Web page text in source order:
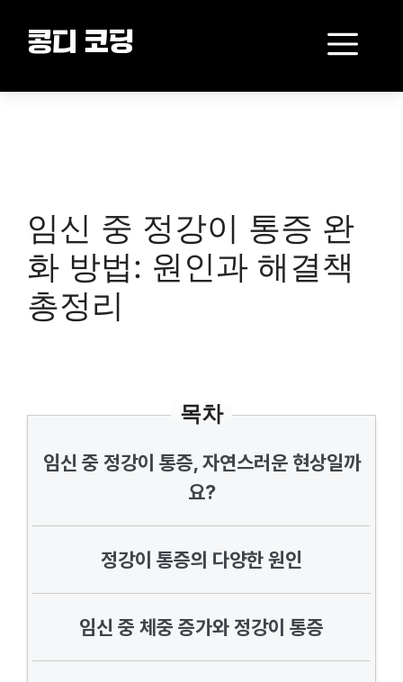
content콩디 코딩
임신 중 정강이 통증 완
화 방법: 원인과 해결책
총정리
목차
임신 중 정강이 통증, 자연스러운 현상일까
요?
정강이 통증의 다양한 원인
임신 중 체중 증가와 정강이 통증